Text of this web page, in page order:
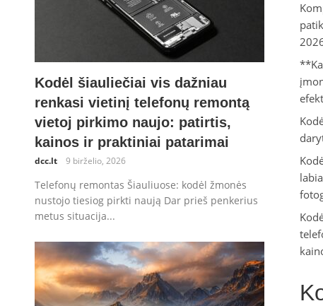
Kodėl šiauliečiai vis dažniau
renkasi vietinį telefonų remontą
vietoj pirkimo naujo: patirtis,
kainos ir praktiniai patarimai
dcc.lt 9 birželio, 2026
Telefonų remontas Šiauliuose: kodėl žmonės
nustojo tiesiog pirkti naują Dar prieš penkerius
metus situacija...